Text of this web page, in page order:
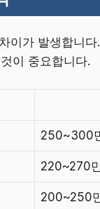
이가 발생합니
이 중요합니다.
250~300
220~270
200~250